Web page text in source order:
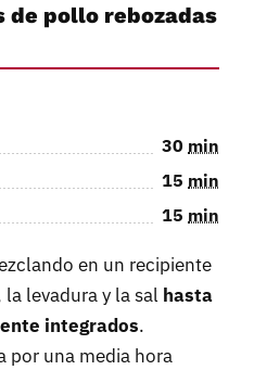
de pollo rebozadas
30 min
15 min
15 min
en un recipiente
levadura y la sal hasta
integrados.
por una media hora